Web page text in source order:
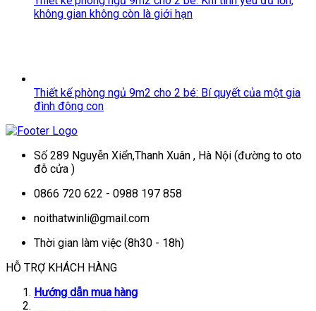
không gian không còn là giới hạn
Thiết kế phòng ngủ 9m2 cho 2 bé: Bí quyết của một gia
đình đông con
Số 289 Nguyễn Xiển,Thanh Xuân , Hà Nội (đường to oto
đỗ cửa )
0866 720 622 - 0988 197 858
noithatwinli@gmail.com
Thời gian làm việc (8h30 - 18h)
HỖ TRỢ KHÁCH HÀNG
Hướng dẫn mua hàng